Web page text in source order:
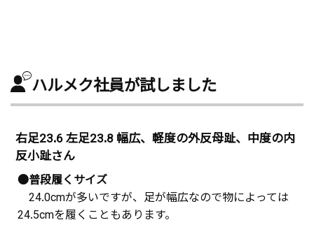
ハルメク社員が試しました
右足23.6 左足23.8 幅広、軽度の外反母趾、中度の内
反小趾さん
●普段履くサイズ
24.0cmが多いですが、足が幅広なので物によっては
24.5cmを履くこともあります。